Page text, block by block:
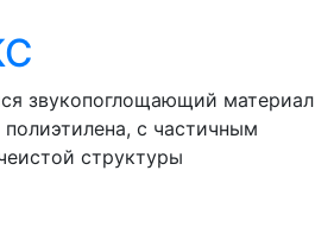
звукопоглощающий материал
полиэтилена, с частичным
структуры